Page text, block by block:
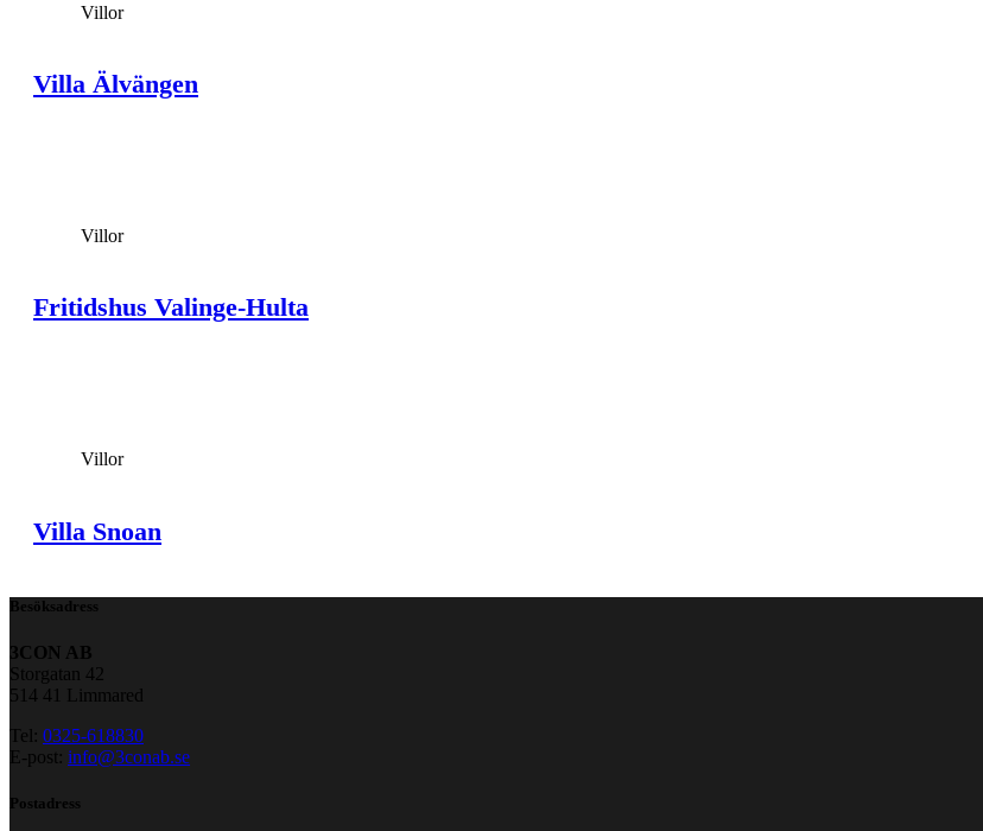
Villor
Villa Älvängen
Villor
Fritidshus Valinge-Hulta
Villor
Villa Snoan
Besöksadress
3CON AB
Storgatan 42
514 41 Limmared
Tel: 0325-618830
E-post: info@3conab.se
Postadress